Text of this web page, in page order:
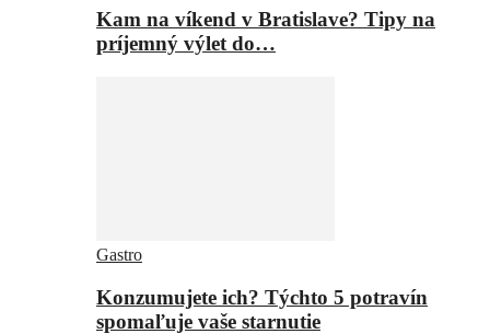
Kam na víkend v Bratislave? Tipy na
príjemný výlet do…
Gastro
Konzumujete ich? Týchto 5 potravín
spomaľuje vaše starnutie